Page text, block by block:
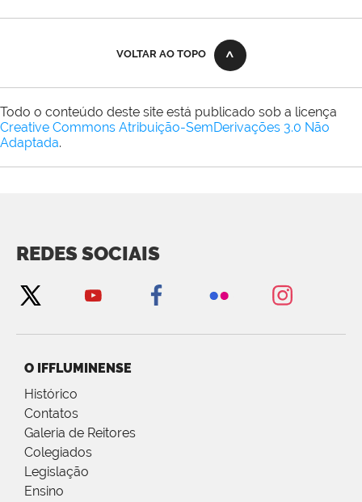
VOLTAR AO TOPO
Todo o conteúdo deste site está publicado sob a licença
Creative Commons Atribuição-SemDerivações 3.0 Não
Adaptada.
REDES SOCIAIS
O IFFLUMINENSE
Histórico
Contatos
Galeria de Reitores
Colegiados
Legislação
Ensino